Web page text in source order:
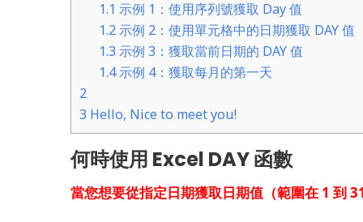
1.1 示例 1：使用序列號獲取 Day 值
1.2示例 2：使用單元格中的日期獲取 DAY 值
1.3 示例 3：獲取當前日期的 DAY 值
1.4示例 4：獲取每月的第一天
2
3 Hello, Nice to meet you!
何時使用 Excel DAY 函數
當您想要從指定日期獲取日期值（範圍在 1 到